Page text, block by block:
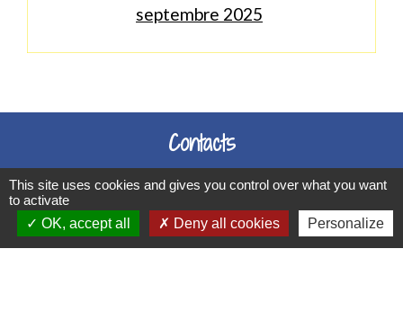
septembre 2025
Contacts
Commune de Soultzbach-les-Bains
68230 Soultzbach-les-Bains - FRANCE
+33 3 89 71 11 16
This site uses cookies and gives you control over what you want
to activate
OK, accept all
Deny all cookies Personalize